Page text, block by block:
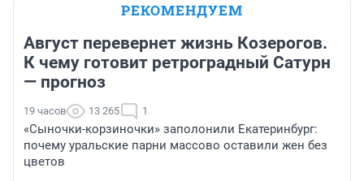
РЕКОМЕНДУЕМ
Август перевернет жизнь Козерогов.
К чему готовит ретроградный Сатурн
— прогноз
19 часов 13 265 1
«Сыночки-корзиночки» заполонили Екатеринбург:
почему уральские парни массово оставили жен без
цветов